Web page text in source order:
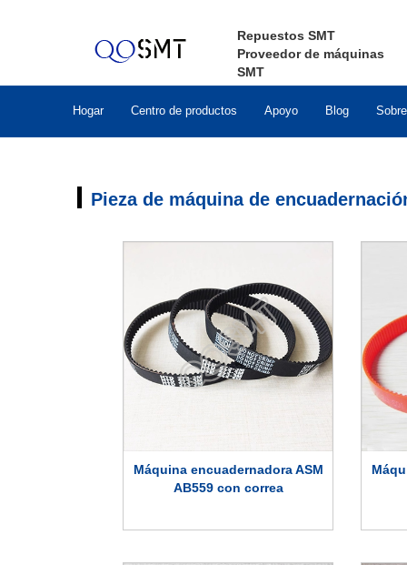
Repuestos SMT
Proveedor de máquinas
SMT
Hogar Centro de productos Apoyo Blog
Pieza de máquina de
Máquina encuadernadora ASM
AB559 con correa